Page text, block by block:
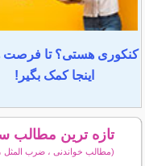
کنکوری هستی؟ تا
اینجا کمک بگیر!
تازه ترین مطالب
(مطالب خواندنی ، ضرب